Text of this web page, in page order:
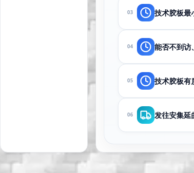
取决于介质
03 技术胶板最
100件起（异
04 能否不到访
可以。将图
05 技术胶板有
若零件与确
06 发往安集延